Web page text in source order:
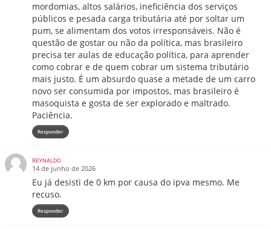
mordomias, altos salários, ineficiência dos serviços
públicos e pesada carga tributária até por soltar um
pum, se alimentam dos votos irresponsáveis. Não é
questão de gostar ou não da política, mas brasileiro
precisa ter aulas de educação política, para aprender
como cobrar e de quem cobrar um sistema tributário
mais justo. É um absurdo quase a metade de um carro
novo ser consumida por impostos, mas brasileiro é
masoquista e gosta de ser explorado e maltrado.
Paciência.
Responder
REYNALDO
14 de junho de 2026
Eu já desisti de 0 km por causa do ipva mesmo. Me
recuso.
Responder